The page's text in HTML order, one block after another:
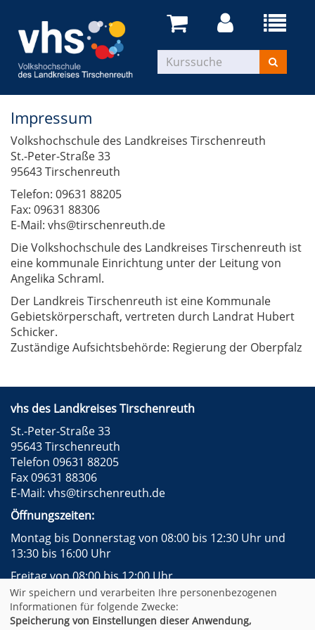
Impressum
Volkshochschule des Landkreises Tirschenreuth
St.-Peter-Straße 33
95643 Tirschenreuth
Telefon: 09631 88205
Fax: 09631 88306
E-Mail: vhs@tirschenreuth.de
Die Volkshochschule des Landkreises Tirschenreuth ist
eine kommunale Einrichtung unter der Leitung von
Angelika Schraml.
Der Landkreis Tirschenreuth ist eine Kommunale
Gebietskörperschaft, vertreten durch Landrat Hubert
Schicker.
Zuständige Aufsichtsbehörde: Regierung der Oberpfalz
vhs des Landkreises Tirschenreuth
St.-Peter-Straße 33
95643 Tirschenreuth
Telefon 09631 88205
Fax 09631 88306
E-Mail: vhs@tirschenreuth.de
Öffnungszeiten:
Montag bis Donnerstag von 08:00 bis 12:30 Uhr und
13:30 bis 16:00 Uhr
Freitag von 08:00 bis 12:00 Uhr
Facebook
Instagram
Impressum
AGB
Datenschutzerklärung
Widerrufsformular
Wir speichern und verarbeiten Ihre personenbezogenen
Informationen für folgende Zwecke:
Speicherung von Einstellungen dieser Anwendung,